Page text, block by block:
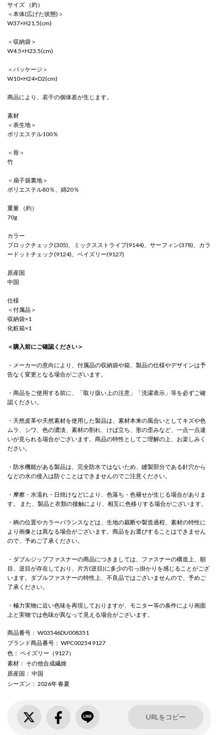
サイズ （約）
＜本体(広げた状態)＞
W37×H21.5(cm)
＜収納袋＞
W4.5×H23.5(cm)
＜パッケージ＞
W10×H24×D2(cm)
商品により、若干の個体差が生じます。
素材
＜表生地＞
ポリエステル100％
＜骨＞
竹
＜扇子袋裏地＞
ポリエステル80％、綿20％
重量 （約）
70g
カラー
ブロックチェック(305)、ミックスストライプ(9144)、サーフィン(378)、カラ
ードットチェック(9124)、ペイズリー(9127)
原産国
中国
仕様
＜付属品＞
収納袋×1
化粧箱×1
＜購入前にご確認ください＞
・メーカーの意向により、付属品の収納袋や箱、製品の仕様やデザインは予
告なく変更となる場合がございます。
・商品をご使用する前に、「取り扱い上の注意」「洗濯表示」等を必ずご確
認ください。
・天然皮革や天然素材を使用した製品は、素材本来の風合いとしてキズや色
ムラ、シワ、色の濃淡、素材の割れ、けば立ち、形の歪みなど、一点一点違
いが見られる場合がございます。商品の特性としてご理解の上、お楽しみく
ださい。
・防水機能がある製品は、完全防水ではないため、縫製部分である針穴から
などの水の侵入は防ぐことはできませんのでご注意ください。
・摩擦・水濡れ・日焼けなどにより、色落ち・色褪せが生じる場合がありま
す。 また、製品と衣類の接触により、相互に色移りする場合がございます。
・柄の位置やカラーバランスなどは、生地の裁断や製造過程、素材の特性に
より画像とは異なる場合がございます。商品をお選びすることはできません
ので、予めご了承ください。
・ダブルジップファスナーの商品につきましては、ファスナーの構造上、順
目、逆目が存在しており、片方(逆目)に多少の引っ掛かりを感じることがござ
います。ダブルファスナーの特性上、不良品ではございませんので、予めご
了承ください。
・極力実物に近い色味を再現しておりますが、モニター等の条件により画面
上と実物では色味が異なって見える場合がございます。
商品番号 ： W03546DU008351
ブランド商品番号 ： WPC00254 9127
色 ： ペイズリー（9127）
素材 ： その他合成繊維
原産国 ： 中国
シーズン ： 2026年 春夏
URLをコピー